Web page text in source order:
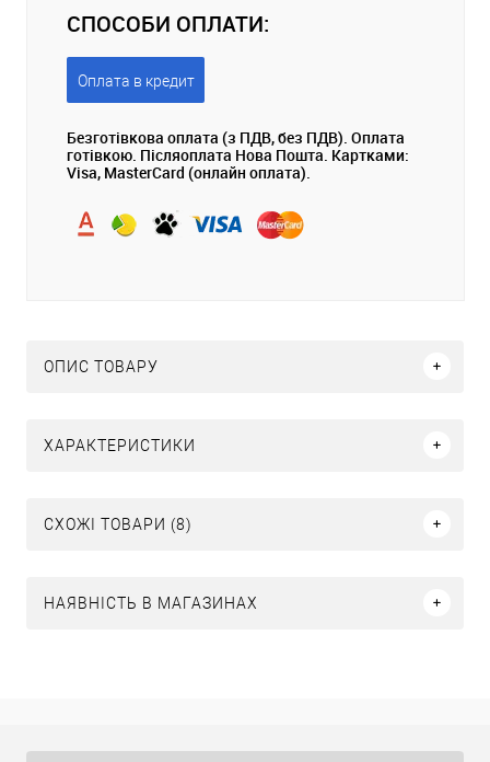
СПОСОБИ ОПЛАТИ:
Оплата в кредит
Безготівкова оплата (з ПДВ, без ПДВ). Оплата
готівкою. Післяоплата Нова Пошта. Картками:
Visa, MasterCard (онлайн оплата).
ОПИС ТОВАРУ
ХАРАКТЕРИСТИКИ
СХОЖІ ТОВАРИ (8)
НАЯВНІСТЬ В МАГАЗИНАХ